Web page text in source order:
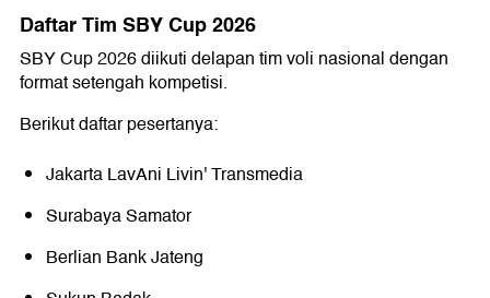
Daftar Tim SBY Cup 2026
SBY Cup 2026 diikuti delapan tim voli nasional dengan
format setengah kompetisi.
Berikut daftar pesertanya:
Jakarta LavAni Livin' Transmedia
Surabaya Samator
Berlian Bank Jateng